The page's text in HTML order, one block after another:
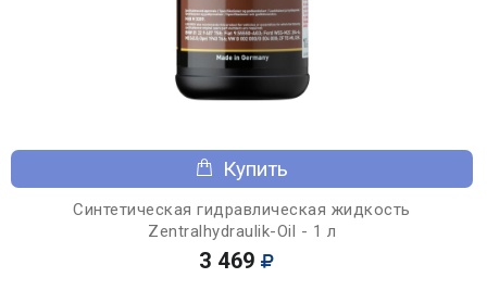
Купить
Синтетическая гидравлическая жидкость
Zentralhydraulik-Oil - 1 л
3 469